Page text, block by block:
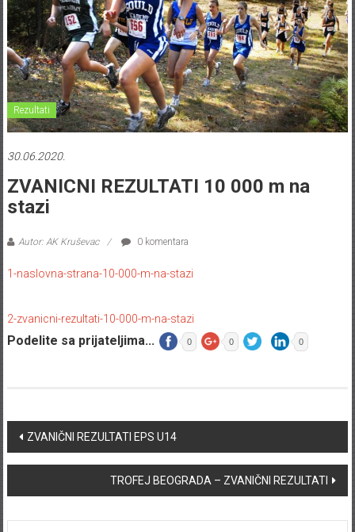
Rezultati
30.06.2020.
ZVANICNI REZULTATI 10 000 m na
stazi
Autor: AK Kruševac 0 komentara
1-naslovna-strana-10-000-m-na-stazi
2-zvanicni-rezultati-10-000-m-na-stazi
Podelite sa prijateljima... 0 0 0
Post navigation
ZVANIČNI REZULTATI EPS U14
TROFEJ BEOGRADA – ZVANIČNI REZULTATI